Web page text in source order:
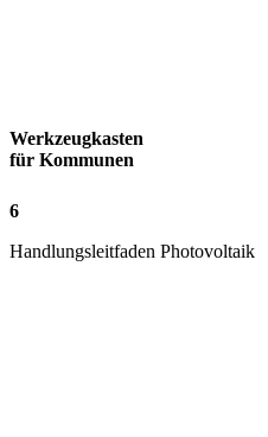
Werkzeugkasten
für Kommunen
6
Handlungsleitfaden Photovoltaik